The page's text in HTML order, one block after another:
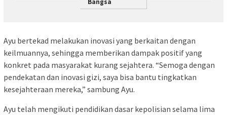
Ayu bertekad melakukan inovasi yang berkaitan dengan
keilmuannya, sehingga memberikan dampak positif yang
konkret pada masyarakat kurang sejahtera. “Semoga dengan
pendekatan dan inovasi gizi, saya bisa bantu tingkatkan
kesejahteraan mereka,” sambung Ayu.
Ayu telah mengikuti pendidikan dasar kepolisian selama lima